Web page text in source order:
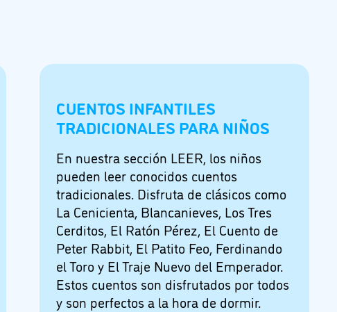
CUENTOS INFANTILES
TRADICIONALES PARA NIÑOS
En nuestra sección LEER, los niños
pueden leer conocidos cuentos
tradicionales. Disfruta de clásicos como
La Cenicienta, Blancanieves, Los Tres
Cerditos, El Ratón Pérez, El Cuento de
Peter Rabbit, El Patito Feo, Ferdinando
el Toro y El Traje Nuevo del Emperador.
Estos cuentos son disfrutados por todos
y son perfectos a la hora de dormir.